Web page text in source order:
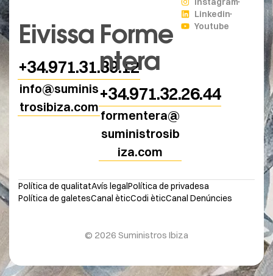
Eivissa
+34.971.31.39.12
info@suminis
trosibiza.com
Forme
ntera
+34.971.32.26.44
formentera@
suministrosib
iza.com
Linkedin
Youtube
Política de qualitatAvís legalPolítica de privadesa
Política de galetesCanal èticCodi èticCanal Denúncies
© 2026 Suministros Ibiza